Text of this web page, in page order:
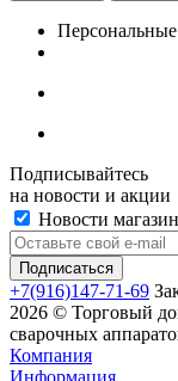
Подписывайтесь
на новости и акции
Новости
+7(916)147-71-69
2026 © Торговый
сварочных
Компания